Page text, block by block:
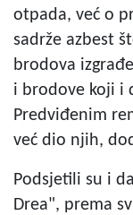
otpada, već o
sadrže azbest
brodova
i brodove koji i
Predviđenim
već dio njih,
Podsjetili su i
Drea", prema